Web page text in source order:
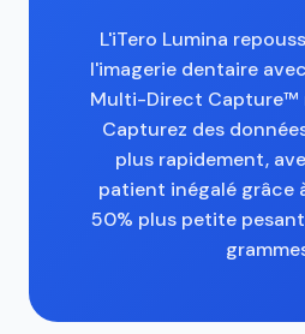
L'iTero Lumina
l'imagerie dentaire
Multi-Direct Capture™
Capturez des
plus rapidement,
patient inégalé grâce
50% plus petite